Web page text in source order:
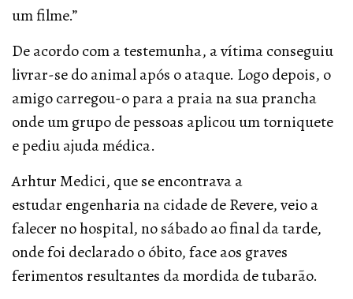
um filme.”
De acordo com a testemunha, a vítima conseguiu
livrar-se do animal após o ataque. Logo depois, o
amigo carregou-o para a praia na sua prancha
onde um grupo de pessoas aplicou um torniquete
e pediu ajuda médica.
Arhtur Medici, que se encontrava a
estudar engenharia na cidade de Revere, veio a
falecer no hospital, no sábado ao final da tarde,
onde foi declarado o óbito, face aos graves
ferimentos resultantes da mordida de tubarão.